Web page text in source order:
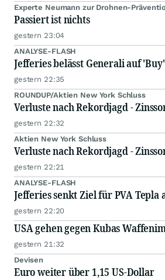
Experte Neumann zur Drohnen-
Passiert ist nichts
gestern 23:04
ANALYSE-FLASH
Jefferies belässt Generali auf
gestern 22:35
ROUNDUP/Aktien New York Schluss
Verluste nach Rekordjagd -
gestern 22:32
Aktien New York Schluss
Verluste nach Rekordjagd -
gestern 22:21
ANALYSE-FLASH
Jefferies senkt Ziel für PVA Tepla
gestern 22:20
USA gehen gegen Kubas
gestern 21:32
Devisen
Euro weiter über 1,15 US-Dollar